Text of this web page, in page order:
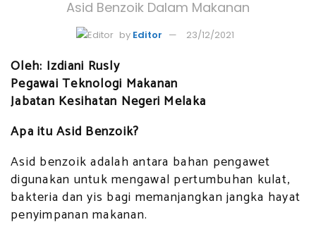
Asid Benzoik Dalam Makanan
by Editor 23/12/2021
Oleh: Izdiani Rusly
Pegawai Teknologi Makanan
Jabatan Kesihatan Negeri Melaka
Apa itu Asid Benzoik?
Asid benzoik adalah antara bahan pengawet
digunakan untuk mengawal pertumbuhan kulat,
bakteria dan yis bagi memanjangkan jangka hayat
penyimpanan makanan.